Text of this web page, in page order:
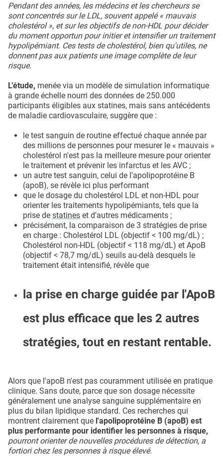
Pendant des années, les médecins et les chercheurs se
sont concentrés sur le LDL, souvent appelé « mauvais
cholestérol », et sur les objectifs de non-HDL pour décider
du moment opportun pour initier et intensifier un traitement
hypolipémiant. Ces tests de cholestérol, bien qu'utiles, ne
donnent pas aux patients une image complète de leur
risque.
L’étude, menée via un modèle de simulation informatique
à grande échelle nourri des données de 250.000
participants éligibles aux statines, mais sans antécédents
de maladie cardiovasculaire, suggère que :
le test sanguin de routine effectué chaque année par
des millions de personnes pour mesurer le « mauvais »
cholestérol n'est pas la meilleure mesure pour orienter
le traitement et prévenir les infarctus et les AVC ;
un autre test sanguin, celui de l'apolipoprotéine B
(apoB), se révèle ici plus performant
que le dosage du cholestérol LDL et non-HDL pour
orienter les traitements hypolipémiants, tels que la
prise de statines et d'autres médicaments ;
précisément, la comparaison de 3 stratégies de prise
en charge : Cholestérol LDL (objectif < 100 mg/dL) ;
Cholestérol non-HDL (objectif < 118 mg/dL) et ApoB
(objectif < 78,7 mg/dL) seuils au-delà desquels le
traitement était intensifié, révèle que
la prise en charge guidée par l'ApoB
est plus efficace que les 2 autres
stratégies, tout en restant rentable.
Alors que l'apoB n'est pas couramment utilisée en pratique
clinique. Sans doute, parce que son dosage nécessite
généralement une analyse sanguine supplémentaire en
plus du bilan lipidique standard. Ces recherches qui
montrent clairement que l'apolipoprotéine B (apoB) est
plus performante pour identifier les personnes à risque,
pourront orienter de nouvelles procédures de détection, a
fortiori chez les personnes à risque élevé.